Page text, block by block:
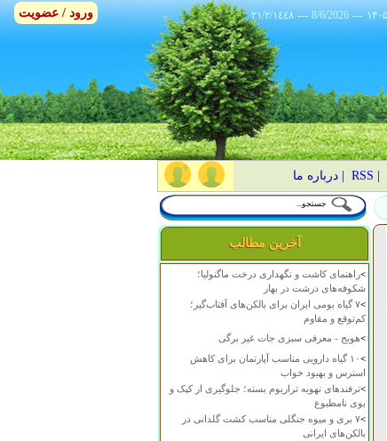
٢١/٢/١٤٤٨ --- 8/6/2026 ---
RSS
|درباره ما
آخرین مطالب
>راهنمای کاشت و نگهداری درخت ماگنولیا؛
شکوفه‌های درشت در بهار
>
۷ گیاه بومی ایران برای بالکن‌های آفتاب‌گیر؛
کم‌توقع و مقاوم
>هویج - معرفی سبزی جات غیر برگی
>
۱۰ گیاه دارویی مناسب آپارتمان برای کاهش
استرس و بهبود خواب
>ترفندهای تهویه تراریوم بسته؛ جلوگیری از کپک و
بوی نامطبوع
>
۷ بری و میوه جنگلی مناسب کشت گلدانی در
بالکن‌های ایرانی
ورود / عضویت